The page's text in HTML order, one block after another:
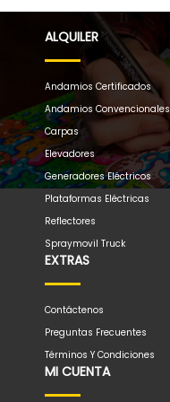
ALQUILER
Andamios Certificados
Andamios Convencionales
Carpas
Elevadores
Generadores Eléctricos
Plataformas Eléctricas
Reflectores
Spraymovil Truck
EXTRAS
Contáctenos
Preguntas Frecuentes
Términos Y Condiciones
MI CUENTA